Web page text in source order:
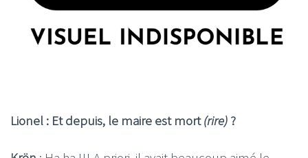
Lionel : Et depuis, le maire est mort(rire) ?